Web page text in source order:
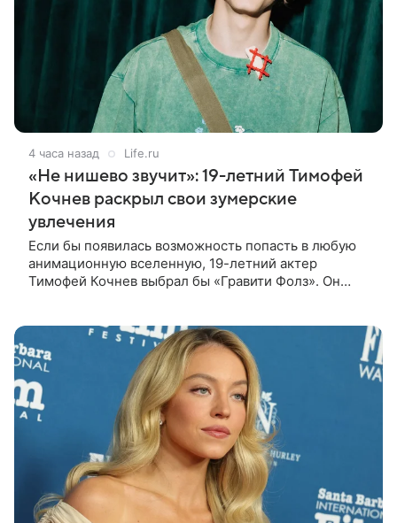
4 часа назад Life.ru
«Не нишево звучит»: 19-летний Тимофей
Кочнев раскрыл свои зумерские
увлечения
Если бы появилась возможность попасть в любую
анимационную вселенную, 19-летний актер
Тимофей Кочнев выбрал бы «Гравити Фолз». Он